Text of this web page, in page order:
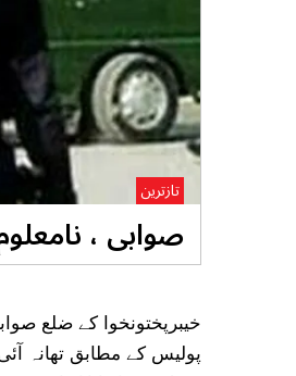
صوابی ، نامعلوم
تازترین
پولیس کے مطابق تھانہ